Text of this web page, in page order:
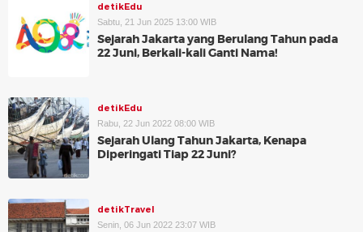
detikEdu
Sabtu, 21 Jun 2025 13:00 WIB
Sejarah Jakarta yang Berulang Tahun pada
22 Juni, Berkali-kali Ganti Nama!
detikEdu
Rabu, 22 Jun 2022 08:00 WIB
Sejarah Ulang Tahun Jakarta, Kenapa
Diperingati Tiap 22 Juni?
detikTravel
Senin, 06 Jun 2022 23:07 WIB